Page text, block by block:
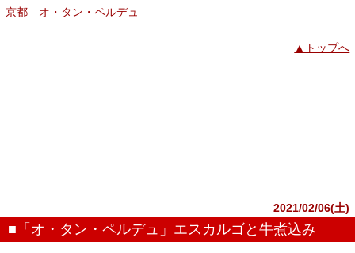
京都 オ・タン・ペルデュ
▲トップへ
2021/02/06(土)
■「オ・タン・ペルデュ」エスカルゴと牛煮込み